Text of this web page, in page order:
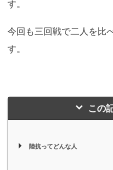
す。
今回も三回戦で二人を比
す。
この
陸抗ってどんな人